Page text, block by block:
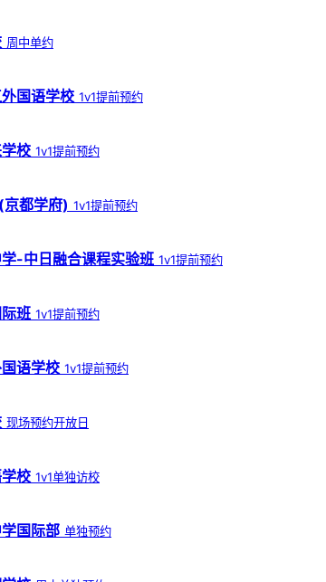
周中单约
国语学校 1v1提前预约
校 1v1提前预约
都学府) 1v1提前预约
-中日融合课程实验班 1v1提前预约
班 1v1提前预约
语学校 1v1提前预约
现场预约开放日
学校 1v1单独访校
学国际部 单独预约